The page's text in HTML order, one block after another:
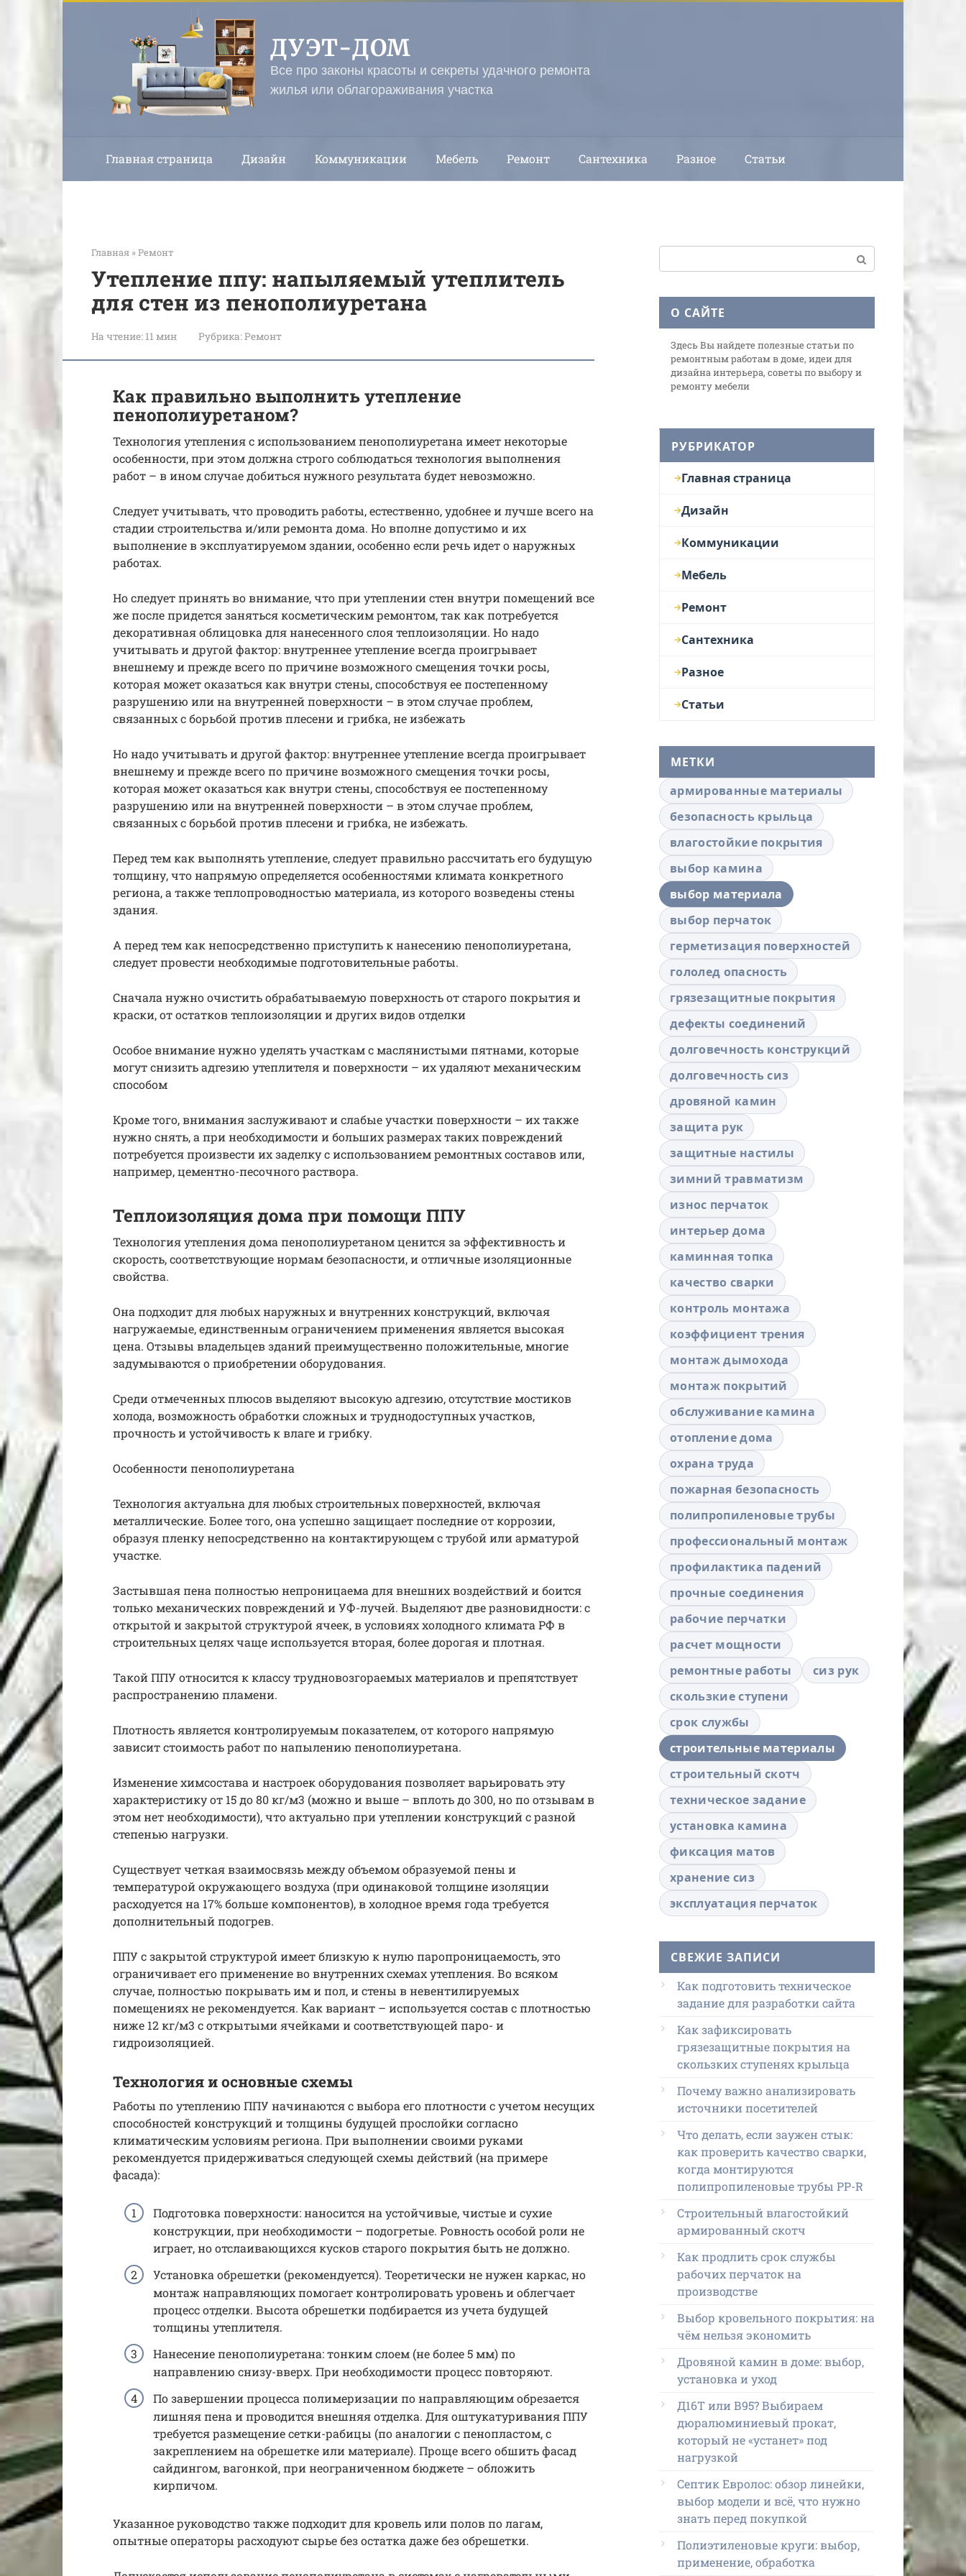
ДУЭТ-ДОМ
Все про законы красоты и секреты удачного ремонта
жилья или облагораживания участка
Главная страница Дизайн Коммуникации Мебель Ремонт Сантехника Разное Статьи
Главная »Ремонт
Утепление ппу: напыляемый утеплитель
для стен из пенополиуретана
На чтение: 11 мин Рубрика:Ремонт
Как правильно выполнить утепление
пенополиуретаном?
Технология утепления с использованием пенополиуретана имеет некоторые
особенности, при этом должна строго соблюдаться технология выполнения
работ – в ином случае добиться нужного результата будет невозможно.
Следует учитывать, что проводить работы, естественно, удобнее и лучше всего на
стадии строительства и/или ремонта дома. Но вполне допустимо и их
выполнение в эксплуатируемом здании, особенно если речь идет о наружных
работах.
Но следует принять во внимание, что при утеплении стен внутри помещений все
же после придется заняться косметическим ремонтом, так как потребуется
декоративная облицовка для нанесенного слоя теплоизоляции. Но надо
учитывать и другой фактор: внутреннее утепление всегда проигрывает
внешнему и прежде всего по причине возможного смещения точки росы,
которая может оказаться как внутри стены, способствуя ее постепенному
разрушению или на внутренней поверхности – в этом случае проблем,
связанных с борьбой против плесени и грибка, не избежать
Но надо учитывать и другой фактор: внутреннее утепление всегда проигрывает
внешнему и прежде всего по причине возможного смещения точки росы,
которая может оказаться как внутри стены, способствуя ее постепенному
разрушению или на внутренней поверхности – в этом случае проблем,
связанных с борьбой против плесени и грибка, не избежать.
Перед тем как выполнять утепление, следует правильно рассчитать его будущую
толщину, что напрямую определяется особенностями климата конкретного
региона, а также теплопроводностью материала, из которого возведены стены
здания.
А перед тем как непосредственно приступить к нанесению пенополиуретана,
следует провести необходимые подготовительные работы.
Сначала нужно очистить обрабатываемую поверхность от старого покрытия и
краски, от остатков теплоизоляции и других видов отделки
Особое внимание нужно уделять участкам с маслянистыми пятнами, которые
могут снизить адгезию утеплителя и поверхности – их удаляют механическим
способом
Кроме того, внимания заслуживают и слабые участки поверхности – их также
нужно снять, а при необходимости и больших размерах таких повреждений
потребуется произвести их заделку с использованием ремонтных составов или,
например, цементно-песочного раствора.
Теплоизоляция дома при помощи ППУ
Технология утепления дома пенополиуретаном ценится за эффективность и
скорость, соответствующие нормам безопасности, и отличные изоляционные
свойства.
Она подходит для любых наружных и внутренних конструкций, включая
нагружаемые, единственным ограничением применения является высокая
цена. Отзывы владельцев зданий преимущественно положительные, многие
задумываются о приобретении оборудования.
Среди отмеченных плюсов выделяют высокую адгезию, отсутствие мостиков
холода, возможность обработки сложных и труднодоступных участков,
прочность и устойчивость к влаге и грибку.
Особенности пенополиуретана
Технология актуальна для любых строительных поверхностей, включая
металлические. Более того, она успешно защищает последние от коррозии,
образуя пленку непосредственно на контактирующем с трубой или арматурой
участке.
Застывшая пена полностью непроницаема для внешних воздействий и боится
только механических повреждений и УФ-лучей. Выделяют две разновидности: с
открытой и закрытой структурой ячеек, в условиях холодного климата РФ в
строительных целях чаще используется вторая, более дорогая и плотная.
Такой ППУ относится к классу трудновозгораемых материалов и препятствует
распространению пламени.
Плотность является контролируемым показателем, от которого напрямую
зависит стоимость работ по напылению пенополиуретана.
Изменение химсостава и настроек оборудования позволяет варьировать эту
характеристику от 15 до 80 кг/м3 (можно и выше – вплоть до 300, но по отзывам в
этом нет необходимости), что актуально при утеплении конструкций с разной
степенью нагрузки.
Существует четкая взаимосвязь между объемом образуемой пены и
температурой окружающего воздуха (при одинаковой толщине изоляции
расходуется на 17% больше компонентов), в холодное время года требуется
дополнительный подогрев.
ППУ с закрытой структурой имеет близкую к нулю паропроницаемость, это
ограничивает его применение во внутренних схемах утепления. Во всяком
случае, полностью покрывать им и пол, и стены в невентилируемых
помещениях не рекомендуется. Как вариант – используется состав с плотностью
ниже 12 кг/м3 с открытыми ячейками и соответствующей паро- и
гидроизоляцией.
Технология и основные схемы
Работы по утеплению ППУ начинаются с выбора его плотности с учетом несущих
способностей конструкций и толщины будущей прослойки согласно
климатическим условиям региона. При выполнении своими руками
рекомендуется придерживаться следующей схемы действий (на примере
фасада):
Подготовка поверхности: наносится на устойчивые, чистые и сухие
конструкции, при необходимости – подогретые. Ровность особой роли не
играет, но отслаивающихся кусков старого покрытия быть не должно.
Установка обрешетки (рекомендуется). Теоретически не нужен каркас, но
монтаж направляющих помогает контролировать уровень и облегчает
процесс отделки. Высота обрешетки подбирается из учета будущей
толщины утеплителя.
Нанесение пенополиуретана: тонким слоем (не более 5 мм) по
направлению снизу-вверх. При необходимости процесс повторяют.
По завершении процесса полимеризации по направляющим обрезается
лишняя пена и проводится внешняя отделка. Для оштукатуривания ППУ
требуется размещение сетки-рабицы (по аналогии с пенопластом, с
закреплением на обрешетке или материале). Проще всего обшить фасад
сайдингом, вагонкой, при неограниченном бюджете – обложить
кирпичом.
Указанное руководство также подходит для кровель или полов по лагам,
опытные операторы расходуют сырье без остатка даже без обрешетки.
О САЙТЕ
Здесь Вы найдете полезные статьи по
ремонтным работам в доме, идеи для
дизайна интерьера, советы по выбору и
ремонту мебели
РУБРИКАТОР
Главная страница
Дизайн
Коммуникации
Мебель
Ремонт
Сантехника
Разное
Статьи
МЕТКИ
армированные материалы
безопасность крыльца
влагостойкие покрытия
выбор камина
выбор материала
выбор перчаток
герметизация поверхностей
гололед опасность
грязезащитные покрытия
дефекты соединений
долговечность конструкций
долговечность сиз
дровяной камин
защита рук
защитные настилы
зимний травматизм
износ перчаток
интерьер дома
каминная топка
качество сварки
контроль монтажа
коэффициент трения
монтаж дымохода
монтаж покрытий
обслуживание камина
отопление дома
охрана труда
пожарная безопасность
полипропиленовые трубы
профессиональный монтаж
профилактика падений
прочные соединения
рабочие перчатки
расчет мощности
ремонтные работы
сиз рук
скользкие ступени
срок службы
строительные материалы
строительный скотч
техническое задание
установка камина
фиксация матов
хранение сиз
эксплуатация перчаток
СВЕЖИЕ ЗАПИСИ
Как подготовить техническое
задание для разработки сайта
Как зафиксировать
грязезащитные покрытия на
скользких ступенях крыльца
Почему важно анализировать
источники посетителей
Что делать, если заужен стык:
как проверить качество сварки,
когда монтируются
полипропиленовые трубы PP-R
Строительный влагостойкий
армированный скотч
Как продлить срок службы
рабочих перчаток на
производстве
Выбор кровельного покрытия: на
чём нельзя экономить
Дровяной камин в доме: выбор,
установка и уход
Д16Т или В95? Выбираем
дюралюминиевый прокат,
который не «устанет» под
нагрузкой
Септик Евролос: обзор линейки,
выбор модели и всё, что нужно
знать перед покупкой
Полиэтиленовые круги: выбор,
применение, обработка